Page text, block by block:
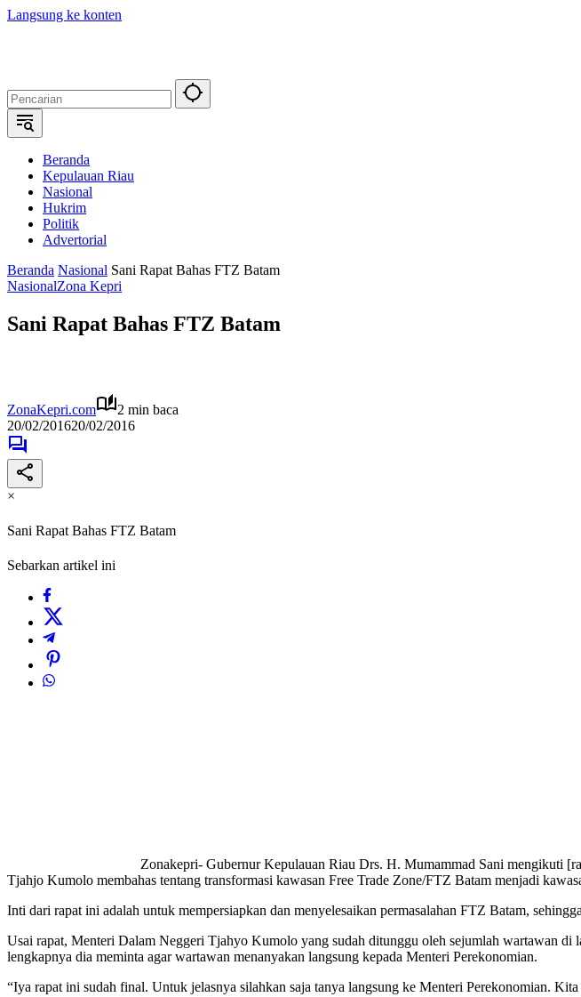
Langsung ke konten
Beranda
Kepulauan Riau
Nasional
Hukrim
Politik
Advertorial
Beranda Nasional Sani Rapat Bahas FTZ Batam
NasionalZona Kepri
Sani Rapat Bahas FTZ Batam
ZonaKepri.com
2 min baca
20/02/201620/02/2016
×
Sani Rapat Bahas FTZ Batam
Sebarkan artikel ini
Zonakepri- Gubernur Kepulauan Riau Drs. H. Mumammad Sani mengikuti
Tjahjo Kumolo membahas tentang transformasi kawasan Free Trade Zone/FTZ Batam menjadi
Inti dari rapat ini adalah untuk mempersiapkan dan menyelesaikan permasalahan FTZ Batam,
Usai rapat, Menteri Dalam Neggeri Tjahyo Kumolo yang sudah ditunggu oleh sejumlah wartawan
lengkapnya dia meminta agar wartawan menanyakan langsung kepada Menteri Perekonomian.
“Iya rapat ini sudah final. Untuk jelasnya silahkan saja tanya langsung ke Menteri Perekonomian.